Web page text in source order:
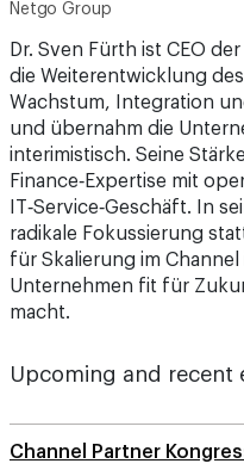
Netgo Group
Dr. Sven Fürth ist CEO
die Weiterentwicklung
Wachstum, Integration
und übernahm die
interimistisch. Seine
Finance‑Expertise mit
IT‑Service‑Geschäft. In
radikale Fokussierung
für Skalierung im
Unternehmen fit für
macht.
Upcoming and recent
Channel Partner